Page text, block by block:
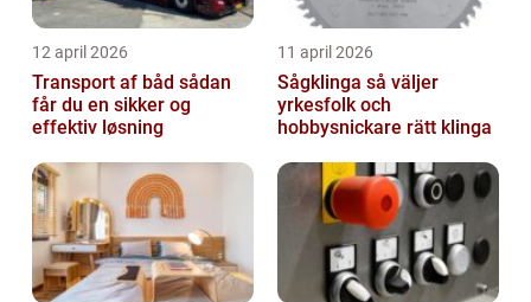
12 april 2026
Transport af båd sådan
får du en sikker og
effektiv løsning
11 april 2026
Sågklinga så väljer
yrkesfolk och
hobbysnickare rätt klinga